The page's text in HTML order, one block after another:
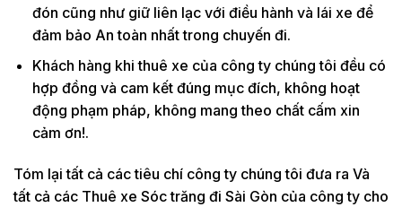
đón cũng như giữ liên lạc với điều hành và lái xe để
đảm bảo An toàn nhất trong chuyến đi.
Khách hàng khi thuê xe của công ty chúng tôi đều có
hợp đồng và cam kết đúng mục đích, không hoạt
động phạm pháp, không mang theo chất cấm xin
cảm ơn!.
Tóm lại tất cả các tiêu chí công ty chúng tôi đưa ra Và
tất cả các Thuê xe Sóc trăng đi Sài Gòn của công ty cho